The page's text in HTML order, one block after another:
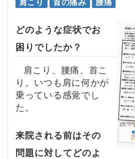
肩こり
首の痛み 腰痛
どのような症状でお
困りでしたか？
肩こり、腰痛、首こ
り。いつも肩に何かが
乗っている感覚でし
た。
来院される前はその
問題に対してどのよ